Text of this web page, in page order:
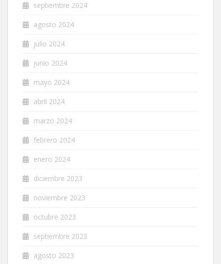
septiembre 2024
agosto 2024
julio 2024
junio 2024
mayo 2024
abril 2024
marzo 2024
febrero 2024
enero 2024
diciembre 2023
noviembre 2023
octubre 2023
septiembre 2023
agosto 2023